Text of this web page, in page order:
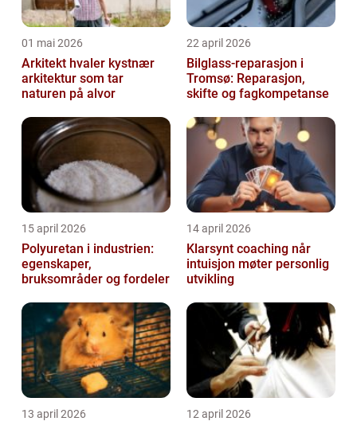
01 mai 2026
Arkitekt hvaler kystnær
arkitektur som tar
naturen på alvor
22 april 2026
Bilglass-reparasjon i
Tromsø: Reparasjon,
skifte og fagkompetanse
15 april 2026
Polyuretan i industrien:
egenskaper,
bruksområder og fordeler
14 april 2026
Klarsynt coaching når
intuisjon møter personlig
utvikling
13 april 2026 12 april 2026